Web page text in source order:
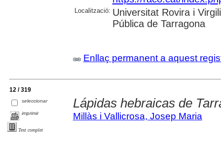
Localització: Universitat Rovira i
Pública de Tarragona
Enllaç permanent a aquest
12 / 319
seleccionar
imprimir
Text complet
Lápidas hebraicas de
Millàs i Vallicrosa, Josep Maria